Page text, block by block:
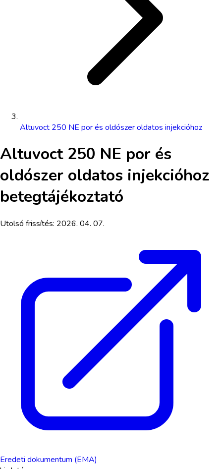
Altuvoct 250 NE por és oldószer oldatos injekcióhoz
Altuvoct 250 NE por és
oldószer oldatos injekcióhoz
betegtájékoztató
Utolsó frissítés: 2026. 04. 07.
Eredeti dokumentum (EMA)